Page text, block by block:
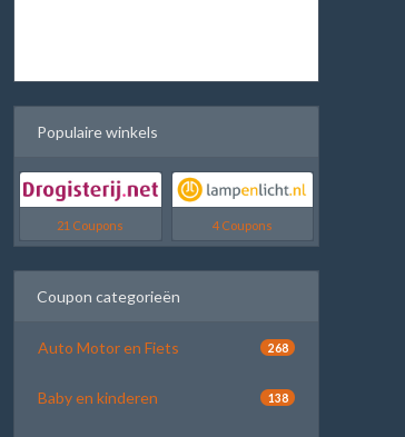
Populaire winkels
21 Coupons 4 Coupons
Coupon categorieën
Auto Motor en Fiets 268
Baby en kinderen 138